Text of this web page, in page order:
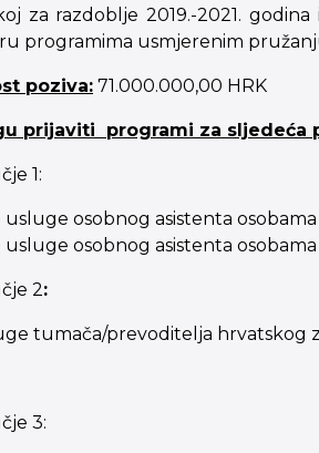
za razdoblje 2019.-2021.
programima usmjerenim
poziva: 71.000.000,00 HRK
prijaviti programi za sljedeća
1:
usluge osobnog asistenta
usluge osobnog asistenta
2:
tumača/prevoditelja hrvatskog
3: